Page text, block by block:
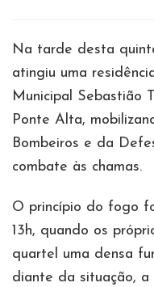
Na tarde desta
atingiu uma
Municipal Sebastião
Ponte Alta,
Bombeiros e da
combate às chamas.
O princípio do fogo
13h, quando os
quartel uma densa
diante da situação, a